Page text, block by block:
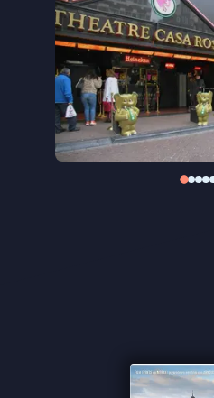
dichtbij vastlegde hoe de
onderwereld razendsnel
langzaam ook weer
Door het grote tijdsbestek
Amsterdamis
documentaire over een
film die niet alleen een
de tijd die er